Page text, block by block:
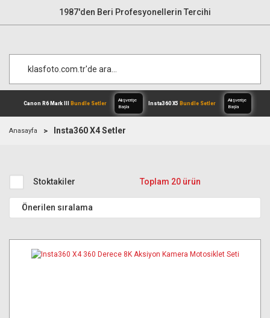
1987'den Beri Profesyonellerin Tercihi
Başla
Anasayfa Insta360 X4 Setler
Stoktakiler Toplam 20 ürün